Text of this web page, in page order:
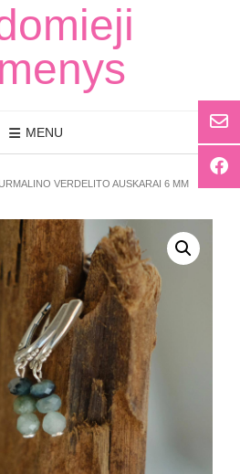
MENU
VERDELITO AUSKARAI 6 MM